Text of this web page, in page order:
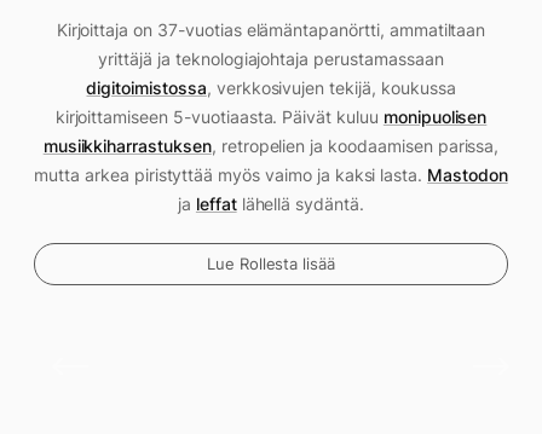
Kirjoittaja on 37-vuotias elämäntapanörtti, ammatiltaan
yrittäjä ja teknologiajohtaja perustamassaan
digitoimistossa, verkkosivujen tekijä, koukussa
kirjoittamiseen 5-vuotiaasta. Päivät kuluu monipuolisen
musiikkiharrastuksen, retropelien ja koodaamisen parissa,
mutta arkea piristyttää myös vaimo ja kaksi lasta. Mastodon
ja leffatlähellä sydäntä.
Lue Rollesta lisää